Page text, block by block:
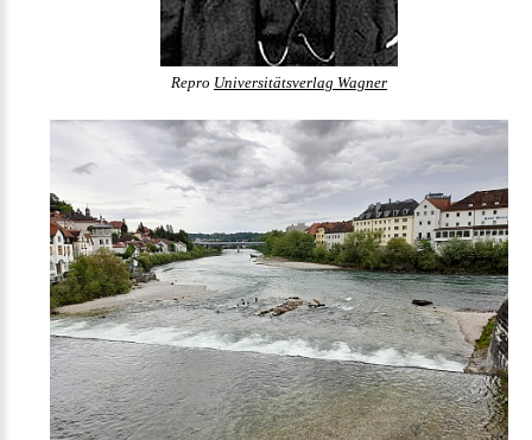
Repro Universitätsverlag Wagner